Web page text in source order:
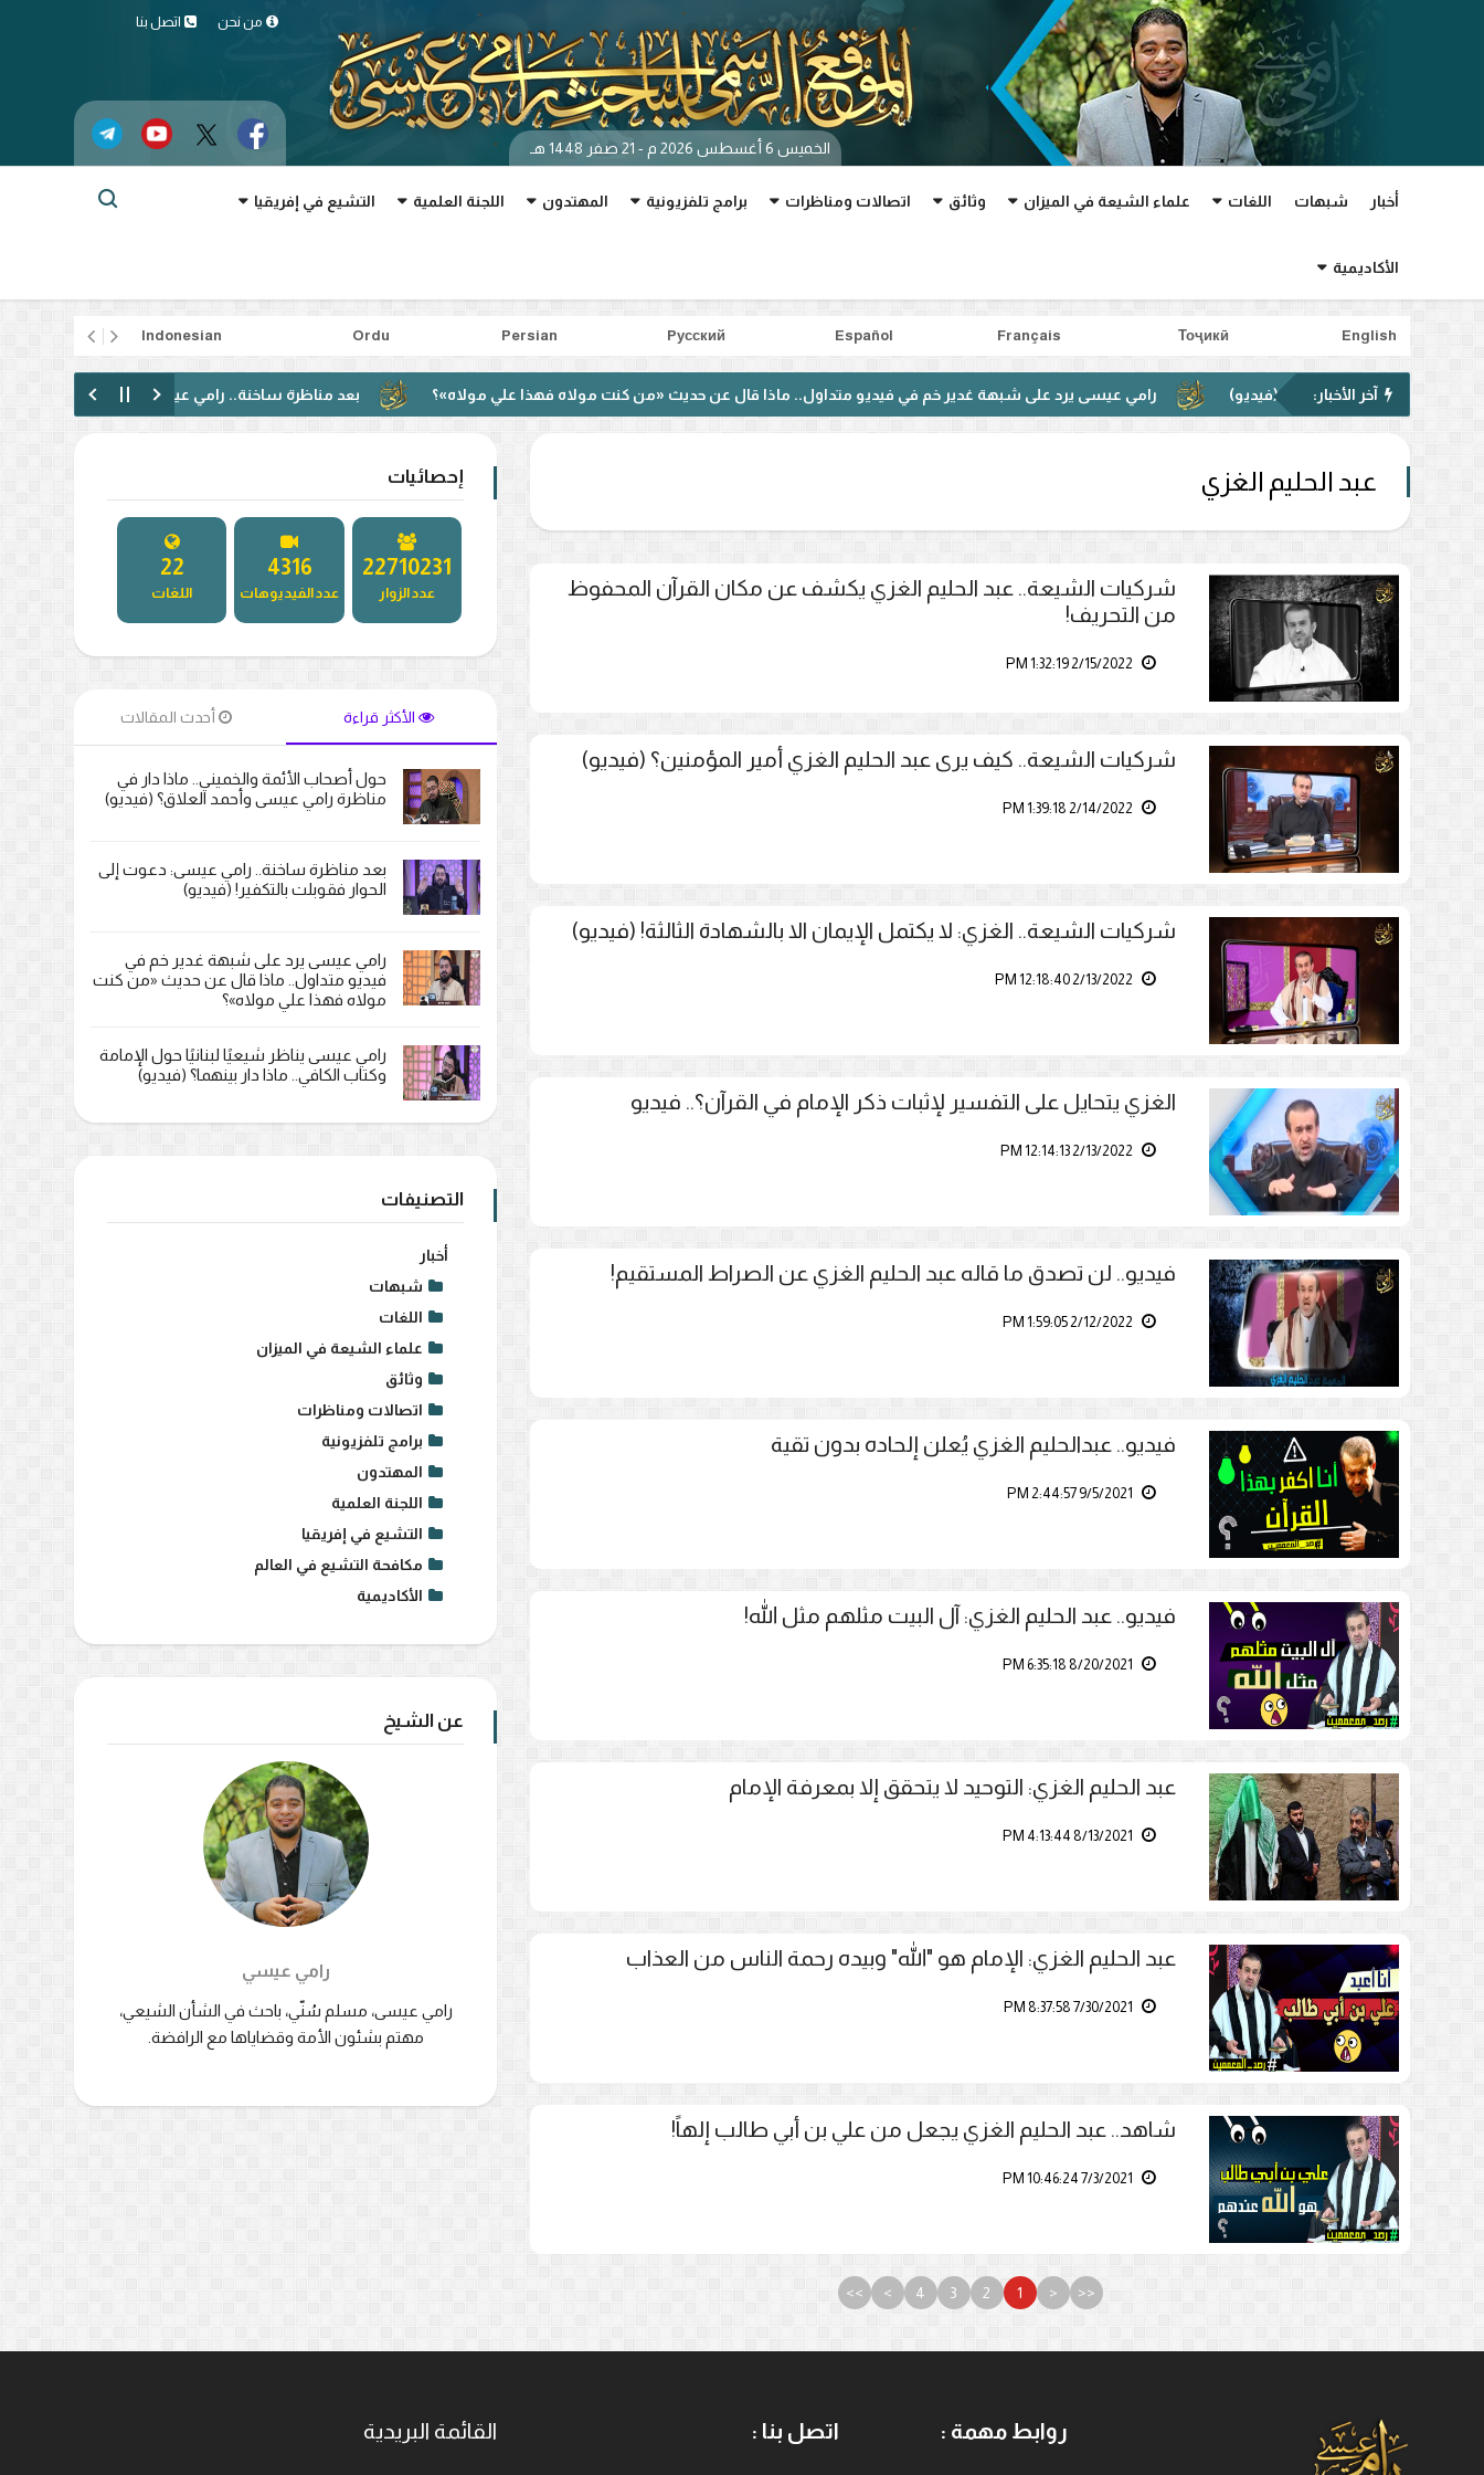
من نحن اتصل بنا
الخميس 6 أغسطس 2026 م - 21 صفر 1448 هـ
أخبار شبهات اللغات علماء الشيعة في الميزان وثائق اتصالات ومناظرات برامج تلفزيونية المهتدون اللجنة العلمية التشيع في إفريقيا
الأكاديمية
English
Тоҷикӣ
Français
Español
Pусский
Persian
Ordu
Indonesian
آخر الأخبار: رامي عيسى يرد على شبهة غدير خم في فيديو متداول.. ماذا قال عن حديث «من كنت مولاه فهذا علي مولاه»؟ بعد مناظرة ساخنة.. رامي عيسى: دعوت إلى الحوار فقوبلت
عبد الحليم الغزي
شركيات الشيعة.. عبد الحليم الغزي يكشف عن مكان القرآن المحفوظ
من التحريف!
شركيات الشيعة.. كيف يرى عبد الحليم الغزي أمير المؤمنين؟ (فيديو)
شركيات الشيعة.. الغزي: لا يكتمل الإيمان الا بالشهادة الثالثة! (فيديو)
الغزي يتحايل على التفسير لإثبات ذكر الإمام في القرآن؟.. فيديو
فيديو.. لن تصدق ما قاله عبد الحليم الغزي عن الصراط المستقيم!
فيديو.. عبدالحليم الغزي يُعلن إلحاده بدون تقية
فيديو.. عبد الحليم الغزي: آل البيت مثلهم مثل الله!
عبد الحليم الغزي: التوحيد لا يتحقق إلا بمعرفة الإمام
عبد الحليم الغزي: الإمام هو "الله" وبيده رحمة الناس من العذاب
شاهد.. عبد الحليم الغزي يجعل من علي بن أبي طالب إلهاً!
<<
<
1
2
3
4
>
>>
إحصائيات
26640848
عدد الزوار
5062
عدد الفيديوهات
26
اللغات
الأكثر قراءة أحدث المقالات
حول أصحاب الأئمة والخميني.. ماذا دار في
مناظرة رامي عيسى وأحمد العلاق؟ (فيديو)
بعد مناظرة ساخنة.. رامي عيسى: دعوت إلى
الحوار فقوبلت بالتكفير! (فيديو)
رامي عيسى يرد على شبهة غدير خم في
فيديو متداول.. ماذا قال عن حديث «من كنت
مولاه فهذا علي مولاه»؟
رامي عيسى يناظر شيعيًا لبنانيًا حول الإمامة
وكتاب الكافي.. ماذا دار بينهما؟ (فيديو)
التصنيفات
أخبار
شبهات
اللغات
علماء الشيعة في الميزان
وثائق
اتصالات ومناظرات
برامج تلفزيونية
المهتدون
اللجنة العلمية
التشيع في إفريقيا
مكافحة التشيع في العالم
الأكاديمية
عن الشيخ
رامي عيسي
رامي عيسى، مسلم سُنّي، باحث في الشأن الشيعي،
مهتم بشئون الأمة وقضاياها مع الرافضة.
روابط مهمة : اتصل بنا : القائمة البريدية